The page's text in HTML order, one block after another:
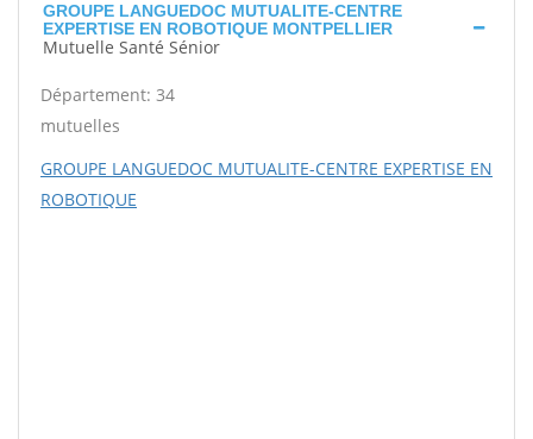
GROUPE LANGUEDOC MUTUALITE-CENTRE
EXPERTISE EN ROBOTIQUE MONTPELLIER
Mutuelle Santé Sénior
Département: 34
mutuelles
GROUPE LANGUEDOC MUTUALITE-CENTRE EXPERTISE EN
ROBOTIQUE